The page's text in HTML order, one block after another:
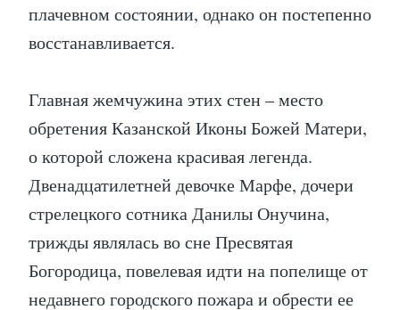
плачевном состоянии, однако он постепенно
восстанавливается.
Главная жемчужина этих стен – место
обретения Казанской Иконы Божей Матери,
о которой сложена красивая легенда.
Двенадцатилетней девочке Марфе, дочери
стрелецкого сотника Данилы Онучина,
трижды являлась во сне Пресвятая
Богородица, повелевая идти на попелище от
недавнего городского пожара и обрести ее